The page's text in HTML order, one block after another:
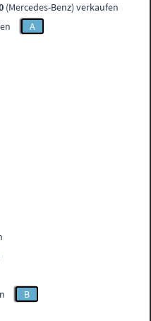
(Mercedes-Benz) verkaufen
A
B